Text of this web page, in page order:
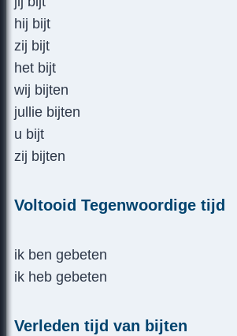
hij bijt
zij bijt
het bijt
wij bijten
jullie bijten
u bijt
zij bijten
Voltooid Tegenwoordige tijd
ik ben gebeten
ik heb gebeten
Verleden tijd van bijten